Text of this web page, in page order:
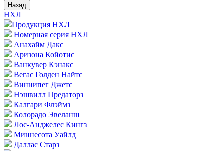
Назад
НХЛ
Продукция НХЛ
Номерная серия НХЛ
Анахайм Дакс
Аризона Койотис
Ванкувер Кэнакс
Вегас Голден Найтс
Виннипег Джетс
Нэшвилл Предаторз
Калгари Флэймз
Колорадо Эвеланш
Лос-Анджелес Кингз
Миннесота Уайлд
Даллас Старз